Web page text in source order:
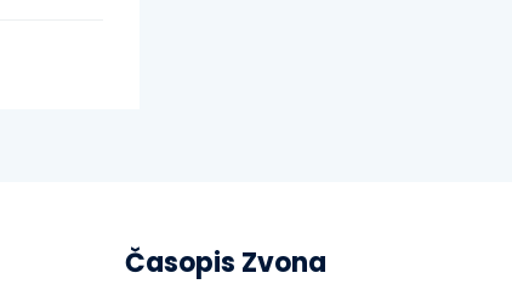
Časopis Zvona